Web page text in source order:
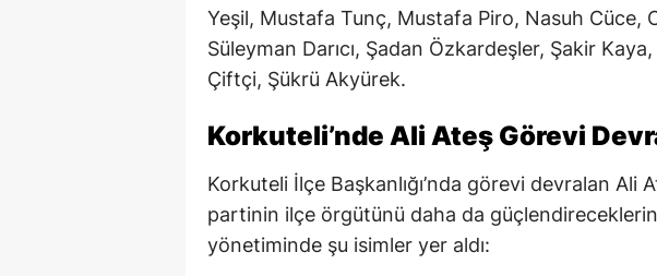
Yeşil, Mustafa Tunç, Mustafa Piro, Nasuh Cüce,
Süleyman Darıcı, Şadan Özkardeşler, Şakir
Çiftçi, Şükrü Akyürek.
Korkuteli’nde Ali Ateş Görevi
Korkuteli İlçe Başkanlığı’nda görevi devralan Ali
partinin ilçe örgütünü daha da güçlendireceklerini
yönetiminde şu isimler yer aldı: